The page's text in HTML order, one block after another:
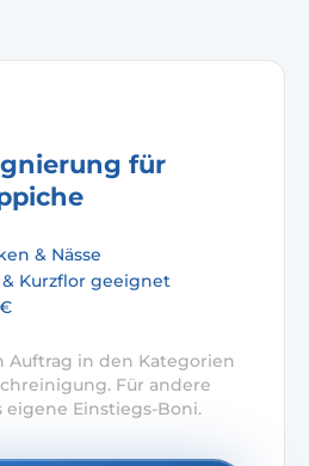
für
& Nässe
Kurzflor geeignet
Auftrag in den Kategorien
Für andere
Einstiegs-Boni.